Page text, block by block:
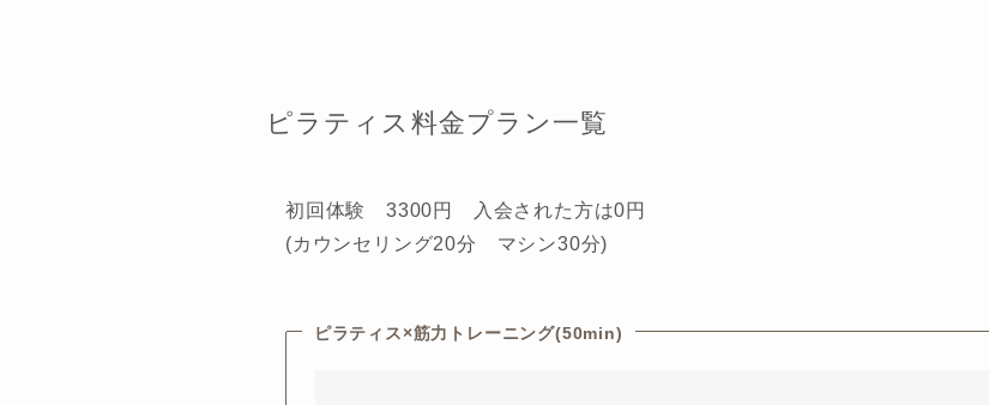
ピラティス料金プラン一覧
初回体験 3300円 入会された方は0円
(カウンセリング20分 マシン30分)
ピラティス×筋力トレーニング(50min)